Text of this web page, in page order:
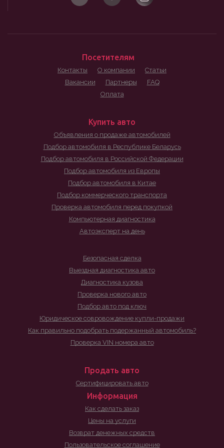
Посетителям
Контакты О компании
Статьи
Вакансии
Партнеры
FAQ
Оплата
Купить авто
Объявления о продаже автомобилей
Подбор автомобиля в Республике Беларусь
Подбор автомобиля в Российской Федерации
Подбор автомобиля из Европы
Подбор автомобиля в Китае
Подбор коммерческого транспорта
Проверка автомобиля перед покупкой
Компьютерная диагностика
Автоэксперт на день
Безопасная сделка
Выездная диагностика авто
Диагностика кузова
Проверка нового авто
Подбор авто под ключ
Юридическое совровождение купли-продажи
Как правильно подобрать подержанный автомобиль?
Проверка VIN номера авто
Продать авто
Сертифицировать авто
Информация
Как сделать заказ
Цены на услуги
Возврат денежных средств
Пользовательское соглашение